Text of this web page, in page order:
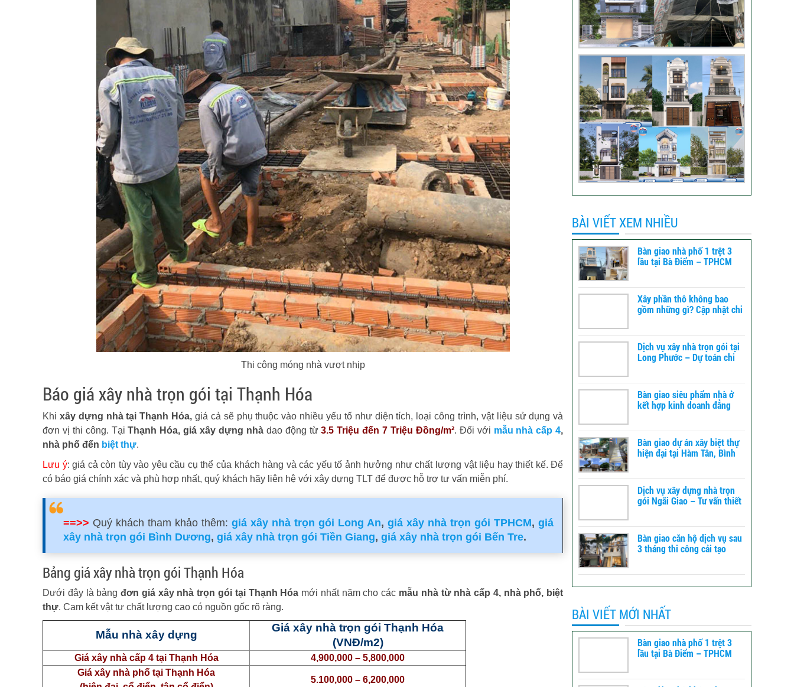
Thi công móng nhà vượt nhịp
Báo giá xây nhà trọn gói tại Thạnh Hóa
Khi xây dựng nhà tại Thạnh Hóa, giá cả sẽ phụ thuộc vào nhiều yếu tố như diện tích, loại công trình, vật liệu sử dụng và
đơn vị thi công. TạiThạnh Hóa, giá xây dựng nhàdao động từ3.5 Triệu đến 7 Triệu Đồng/m². Đối với mẫu nhà cấp 4,
nhà phố đến biệt thự.
Lưu ý: giá cả còn tùy vào yêu cầu cụ thể của khách hàng và các yếu tố ảnh hưởng như chất lượng vật liệu hay thiết kế. Để
có báo giá chính xác và phù hợp nhất, quý khách hãy liên hệ với xây dựng TLT để được hỗ trợ tư vấn miễn phí.
==>> Quý khách tham khảo thêm:giá xây nhà trọn gói Long An,giá xây nhà trọn gói TPHCM,giá
xây nhà trọn gói Bình Dương, giá xây nhà trọn gói Tiền Giang, giá xây nhà trọn gói Bến Tre.
Bảng giá xây nhà trọn gói Thạnh Hóa
Dưới đây là bảngđơn giá xây nhà trọn gói tại Thạnh Hóa mới nhất năm cho các mẫu nhà từ nhà cấp 4, nhà phố, biệt
thự. Cam kết vật tư chất lượng cao có nguồn gốc rõ ràng.
Mẫu nhà xây dựng
Giá xây nhà trọn gói Thạnh Hóa
(VNĐ/m2)
Giá xây nhà cấp 4 tại Thạnh Hóa
4,900,000 – 5,800,000
Giá xây nhà phố tại Thạnh Hóa
5.100,000 – 6,200,000
Nhận xét khách hàng
nhà chú Trung – Gò
Vấp
BÀI VIẾT XEM NHIỀU
Bàn giao nhà phố 1 trệt 3
lầu tại Bà Điểm – TPHCM
Xây phần thô không bao
gồm những gì? Cập nhật chi
Dịch vụ xây nhà trọn gói tại
Long Phước – Dự toán chi
Bàn giao siêu phẩm nhà ở
kết hợp kinh doanh đẳng
Bàn giao dự án xây biệt thự
hiện đại tại Hàm Tân, Bình
Dịch vụ xây dựng nhà trọn
gói Ngãi Giao – Tư vấn thiết
Bàn giao căn hộ dịch vụ sau
3 tháng thi công cải tạo
BÀI VIẾT MỚI NHẤT
Bàn giao nhà phố 1 trệt 3
lầu tại Bà Điểm – TPHCM